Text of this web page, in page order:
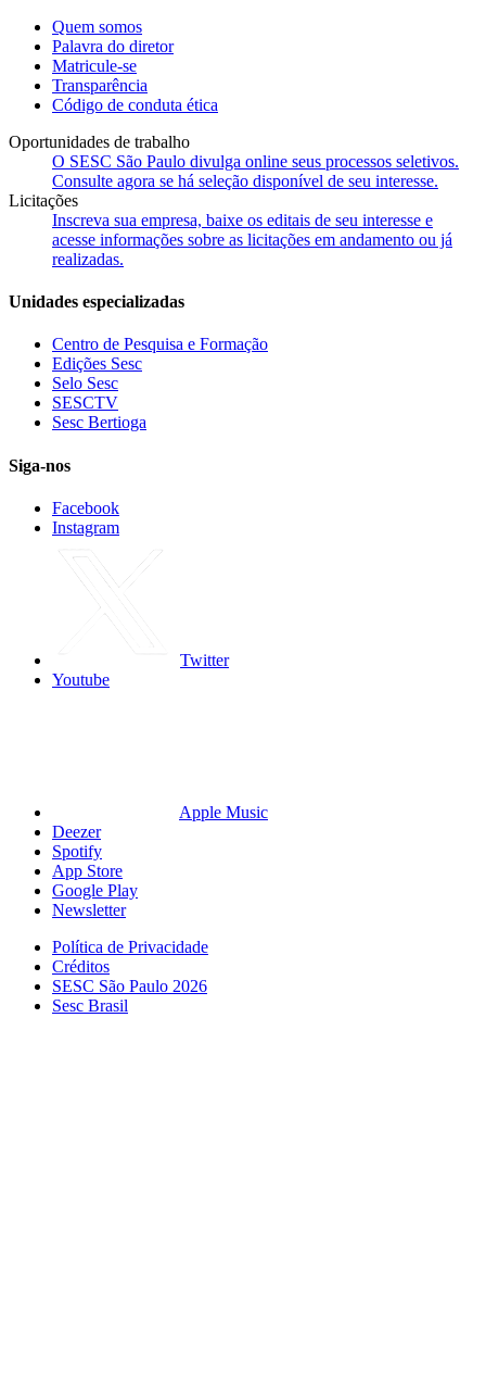
Quem somos
Palavra do diretor
Matricule-se
Transparência
Código de conduta ética
Oportunidades de trabalho
O SESC São Paulo divulga online seus processos seletivos.
Consulte agora se há seleção disponível de seu interesse.
Licitações
Inscreva sua empresa, baixe os editais de seu interesse e
acesse informações sobre as licitações em andamento ou já
realizadas.
Unidades especializadas
Centro de Pesquisa e Formação
Edições Sesc
Selo Sesc
SESCTV
Sesc Bertioga
Siga-nos
Facebook
Instagram
Twitter
Youtube
Apple Music
Deezer
Spotify
App Store
Google Play
Newsletter
Política de Privacidade
Créditos
SESC São Paulo 2026
Sesc Brasil